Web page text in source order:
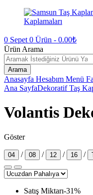
0 Sepet 0 Ürün - 0.00₺
Ürün Arama
Arama
Anasayfa Hesabım Menü
Ana SayfaDekoratif Taş
Volantis
Göster
04 / 08 / 12 / 16 /
Satış Miktarı-31%